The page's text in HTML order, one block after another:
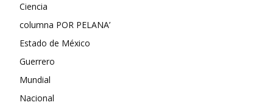
Ciencia
columna POR PELANA’
Estado de México
Guerrero
Mundial
Nacional